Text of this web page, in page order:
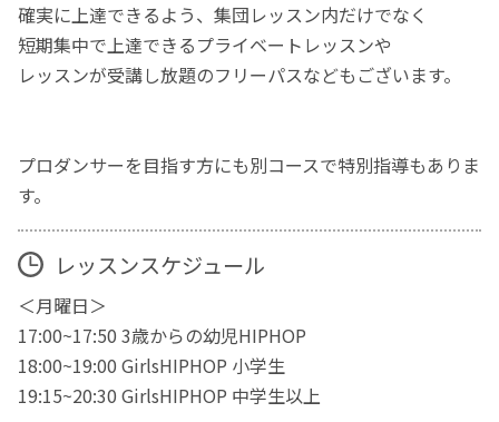
確実に上達できるよう、集団レッスン内だけでなく
短期集中で上達できるプライベートレッスンや
レッスンが受講し放題のフリーパスなどもございます。
プロダンサーを目指す方にも別コースで特別指導もありま
す。
レッスンスケジュール
＜月曜日＞
17:00~17:50 3歳からの幼児HIPHOP
18:00~19:00 GirlsHIPHOP 小学生
19:15~20:30 GirlsHIPHOP 中学生以上